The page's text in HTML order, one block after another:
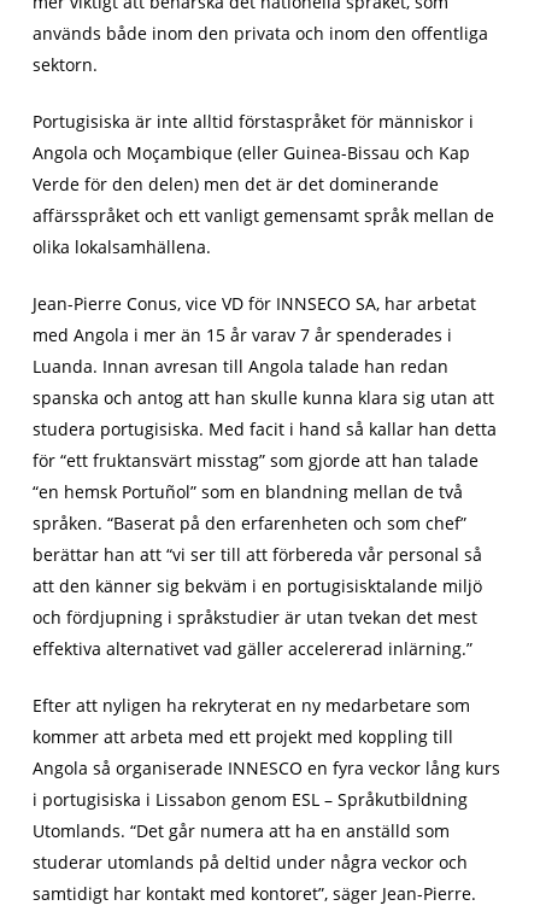
används både inom den privata och inom den offentliga
sektorn.
Portugisiska är inte alltid förstaspråket för människor i
Angola och Moçambique (eller Guinea-Bissau och Kap
Verde för den delen) men det är det dominerande
affärsspråket och ett vanligt gemensamt språk mellan de
olika lokalsamhällena.
Jean-Pierre Conus, vice VD för INNSECO SA, har arbetat
med Angola i mer än 15 år varav 7 år spenderades i
Luanda. Innan avresan till Angola talade han redan
spanska och antog att han skulle kunna klara sig utan att
studera portugisiska. Med facit i hand så kallar han detta
för “ett fruktansvärt misstag” som gjorde att han talade
“en hemsk Portuñol” som en blandning mellan de två
språken. “Baserat på den erfarenheten och som chef”
berättar han att “vi ser till att förbereda vår personal så
att den känner sig bekväm i en portugisisktalande miljö
och fördjupning i språkstudier är utan tvekan det mest
effektiva alternativet vad gäller accelererad inlärning.”
Efter att nyligen ha rekryterat en ny medarbetare som
kommer att arbeta med ett projekt med koppling till
Angola så organiserade INNESCO en fyra veckor lång kurs
i portugisiska i Lissabon genom ESL – Språkutbildning
Utomlands. “Det går numera att ha en anställd som
studerar utomlands på deltid under några veckor och
samtidigt har kontakt med kontoret”, säger Jean-Pierre.